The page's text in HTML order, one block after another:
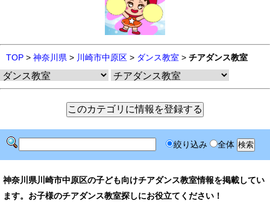
TOP > 神奈川県 > 川崎市中原区 > ダンス教室 > チアダンス教室
絞り込み 全体
神奈川県川崎市中原区の子ども向けチアダンス教室情報を掲載してい
ます。お子様のチアダンス教室探しにお役立てください！